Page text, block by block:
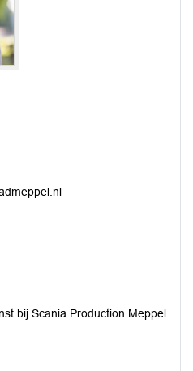
bij Scania Production Meppel